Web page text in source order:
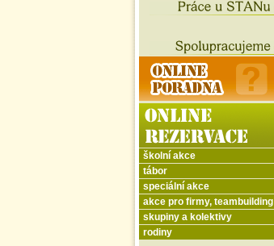
školní akce
tábor
speciální akce
akce pro firmy, teambuilding
skupiny a kolektivy
rodiny